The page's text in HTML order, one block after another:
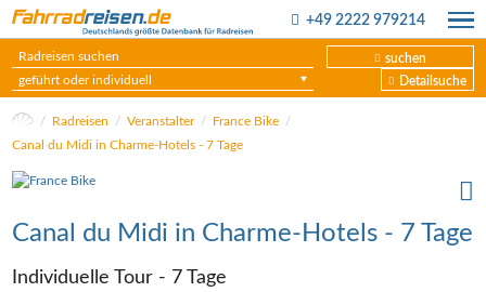
+49 2222 979214
suchen
geführt oder individuell
Detailsuche
Radreisen Veranstalter
France Bike
Canal du Midi in Charme-Hotels - 7 Tage
Canal du Midi in Charme-Hotels - 7 Tage
Individuelle Tour - 7 Tage